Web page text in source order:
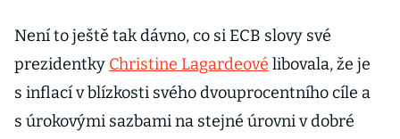
Není to ještě tak dávno, co si ECB slovy své
prezidentky Christine Lagardeové libovala, že je
s inflací v blízkosti svého dvouprocentního cíle a
s úrokovými sazbami na stejné úrovni v dobré